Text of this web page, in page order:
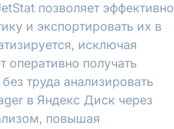
позволяет эффективно
и экспортировать их в
исключая
оперативно получать
труда анализировать
в Яндекс Диск через
повышая